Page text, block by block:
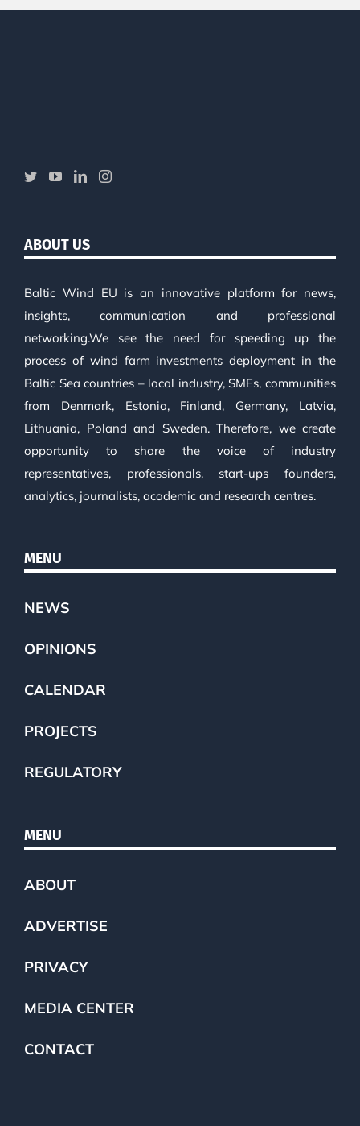
ABOUT US
Baltic Wind EU is an innovative platform for news,
insights, communication and professional
networking.We see the need for speeding up the
process of wind farm investments deployment in the
Baltic Sea countries – local industry, SMEs, communities
from Denmark, Estonia, Finland, Germany, Latvia,
Lithuania, Poland and Sweden. Therefore, we create
opportunity to share the voice of industry
representatives, professionals, start-ups founders,
analytics, journalists, academic and research centres.
MENU
NEWS
OPINIONS
CALENDAR
PROJECTS
REGULATORY
MENU
ABOUT
ADVERTISE
PRIVACY
MEDIA CENTER
CONTACT